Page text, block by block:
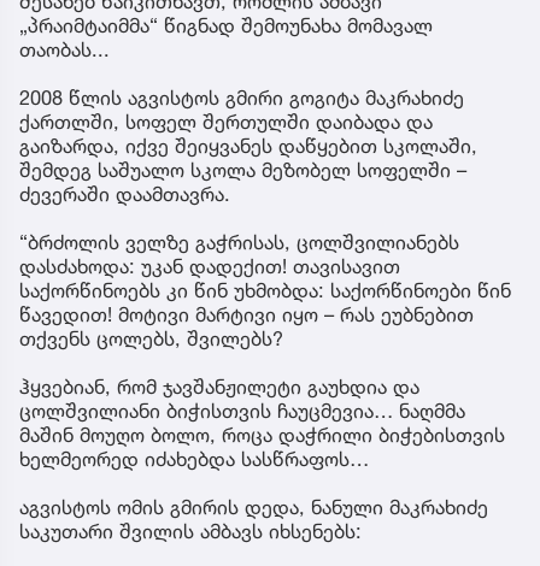
„პრაიმტაიმმა“ წიგნად შემოუნახა მომავალ
თაობას...
2008 წლის აგვისტოს გმირი გოგიტა მაკრახიძე
ქართლში, სოფელ შერთულში დაიბადა და
გაიზარდა, იქვე შეიყვანეს დაწყებით სკოლაში,
შემდეგ საშუალო სკოლა მეზობელ სოფელში –
ძევერაში დაამთავრა.
“ბრძოლის ველზე გაჭრისას, ცოლშვილიანებს
დასძახოდა: უკან დადექით! თავისავით
საქორწინოებს კი წინ უხმობდა: საქორწინოები წინ
წავედით! მოტივი მარტივი იყო – რას ეუბნებით
თქვენს ცოლებს, შვილებს?
ჰყვებიან, რომ ჯავშანჟილეტი გაუხდია და
ცოლშვილიანი ბიჭისთვის ჩაუცმევია… ნაღმმა
მაშინ მოუღო ბოლო, როცა დაჭრილი ბიჭებისთვის
ხელმეორედ იძახებდა სასწრაფოს…
აგვისტოს ომის გმირის დედა, ნანული მაკრახიძე
საკუთარი შვილის ამბავს იხსენებს: